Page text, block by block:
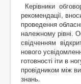
Керівники
рекомендації,
проведення
належному рівні.
свідченням
нового
готовності іти в
провідником між
знань.